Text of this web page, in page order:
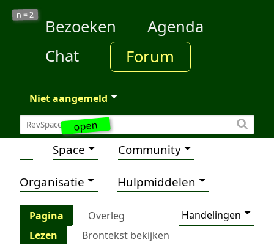
open
n =2
Bezoeken
Agenda
Chat
Forum
Niet aangemeld
Space Community
Organisatie Hulpmiddelen
Pagina Overleg
Handelingen
Lezen
Brontekst bekijken